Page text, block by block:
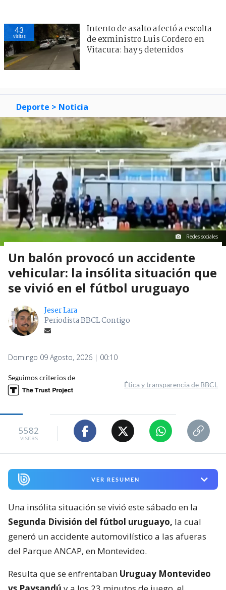
43
visitas
Intento de asalto afectó a escolta
de exministro Luis Cordero en
Vitacura: hay 5 detenidos
Deporte > Noticia
Redes sociales
Un balón provocó un accidente
vehicular: la insólita situación que
se vivió en el fútbol uruguayo
Jeser Lara
Periodista BBCL Contigo
Domingo 09 Agosto, 2026 | 00:10
Seguimos criterios de
Ética y transparencia de BBCL
5582
visitas
VER RESUMEN
Una insólita situación se vivió este sábado en la
Segunda División del fútbol uruguayo, la cual
generó un accidente automovilístico a las afueras
del Parque ANCAP, en Montevideo.
Resulta que se enfrentaban Uruguay Montevideo